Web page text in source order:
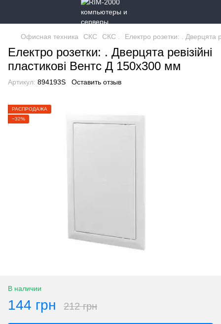
Офисная техника СКС СКС . Електро розетки: .
Електро розетки: . Дверцята ревiзiйнi
пластиковi Вентс Д 150х300 мм
Артикул: 894193S Оставить отзыв
РАСПРОДАЖА
−32%
В наличии
144 грн 212 грн